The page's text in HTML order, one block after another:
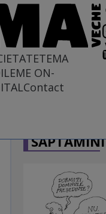
TEMA
ON-
Contact